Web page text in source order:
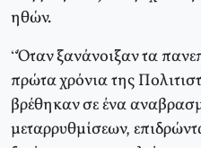
ηθών.
“Όταν ξανάνοιξαν τα
πρώτα χρόνια της
βρέθηκαν σε ένα
μεταρρυθμίσεων,